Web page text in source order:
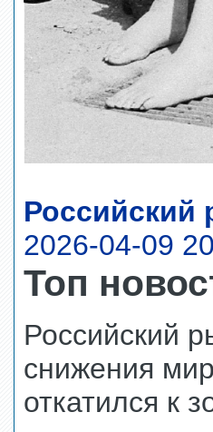
Российский
2026-04-09
Топ
Российский
снижения
откатился к